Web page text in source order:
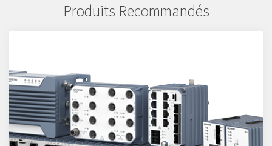
Produits Recommandés